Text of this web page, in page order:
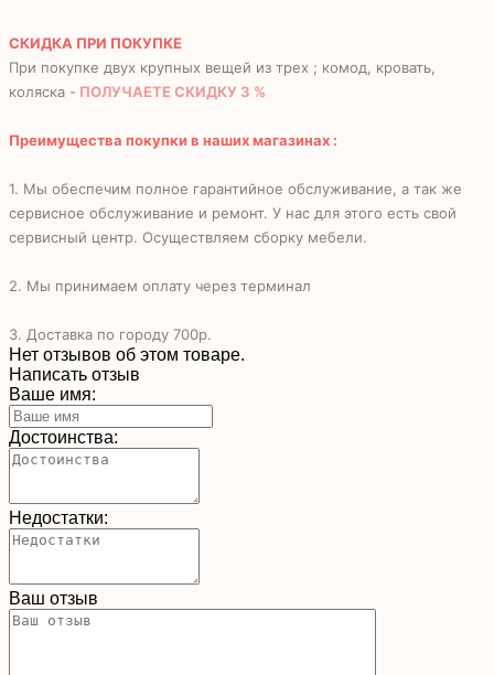
СКИДКА ПРИ ПОКУПКЕ
При покупке двух крупных вещей из трех ; комод, кровать,
коляска - ПОЛУЧАЕТЕ СКИДКУ 3 %
Преимущества покупки в наших магазинах :
1. Мы обеспечим полное гарантийное обслуживание, а так же
сервисное обслуживание и ремонт. У нас для этого есть свой
сервисный центр. Осуществляем сборку мебели.
2. Мы принимаем оплату через терминал
3. Доставка по городу 700р.
Нет отзывов об этом товаре.
Написать отзыв
Ваше имя:
Достоинства:
Недостатки:
Ваш отзыв